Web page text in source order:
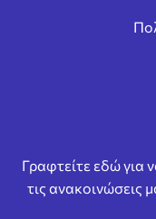
Γραφτείτε εδώ για
τις ανακοινώσεις